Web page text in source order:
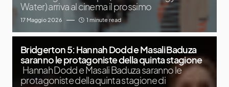
Water) arriva al cinema il prossimo
17 Maggio 2026 1 minute read
Bridgerton 5: Hannah Dodd e Masali Baduza
saranno le protagoniste della quinta stagione
Hannah Dodd e Masali Baduza saranno le
protagoniste della quinta stagione di